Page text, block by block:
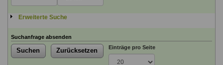
Qualitätssicherung
Familienthemen
Systemischer Ansatz
Ausbildungsinstitute
Fortbildungen
Information über Qualifikation
Liste der Fachverbände
Formular zur Registrierung
Erweiterte Suche
Suchanfrage absenden
Suchen Zurücksetzen Einträge pro Seite